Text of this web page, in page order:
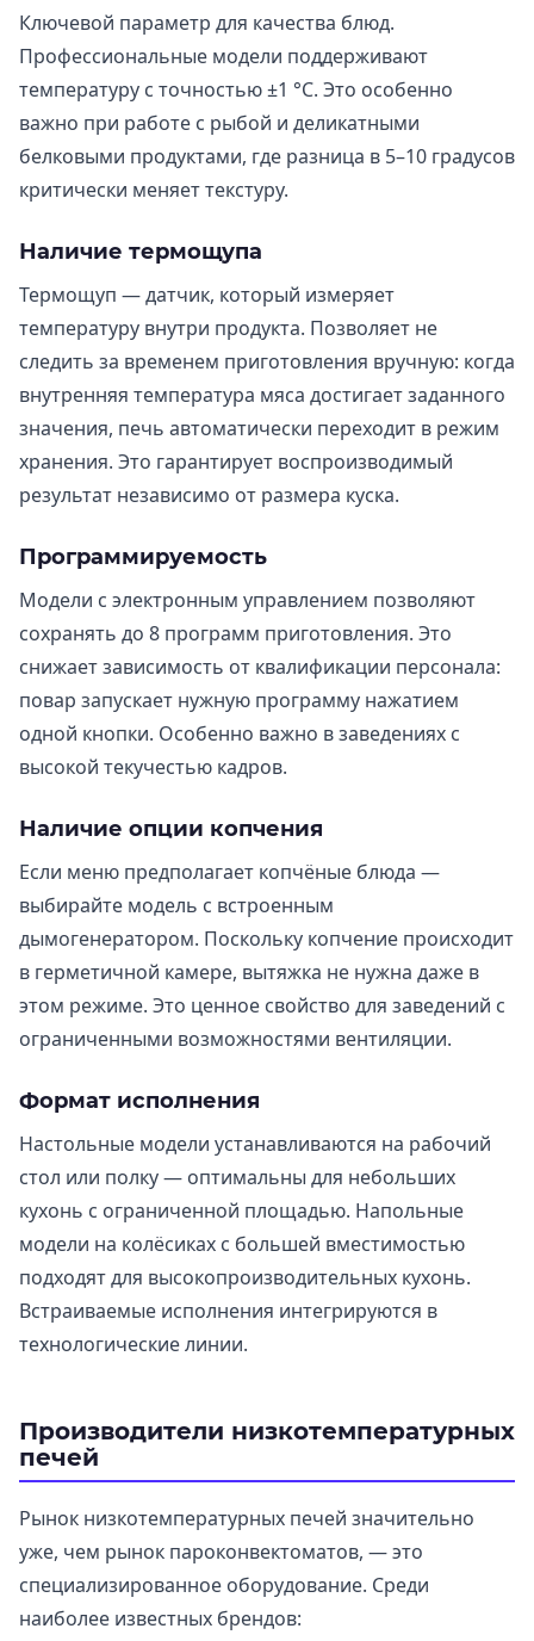
Ключевой параметр для качества блюд.
Профессиональные модели поддерживают
температуру с точностью ±1 °C. Это особенно
важно при работе с рыбой и деликатными
белковыми продуктами, где разница в 5–10 градусов
критически меняет текстуру.
Наличие термощупа
Термощуп — датчик, который измеряет
температуру внутри продукта. Позволяет не
следить за временем приготовления вручную: когда
внутренняя температура мяса достигает заданного
значения, печь автоматически переходит в режим
хранения. Это гарантирует воспроизводимый
результат независимо от размера куска.
Программируемость
Модели с электронным управлением позволяют
сохранять до 8 программ приготовления. Это
снижает зависимость от квалификации персонала:
повар запускает нужную программу нажатием
одной кнопки. Особенно важно в заведениях с
высокой текучестью кадров.
Наличие опции копчения
Если меню предполагает копчёные блюда —
выбирайте модель с встроенным
дымогенератором. Поскольку копчение происходит
в герметичной камере, вытяжка не нужна даже в
этом режиме. Это ценное свойство для заведений с
ограниченными возможностями вентиляции.
Формат исполнения
Настольные модели устанавливаются на рабочий
стол или полку — оптимальны для небольших
кухонь с ограниченной площадью. Напольные
модели на колёсиках с большей вместимостью
подходят для высокопроизводительных кухонь.
Встраиваемые исполнения интегрируются в
технологические линии.
Производители низкотемпературных
печей
Рынок низкотемпературных печей значительно
уже, чем рынок пароконвектоматов, — это
специализированное оборудование. Среди
наиболее известных брендов: